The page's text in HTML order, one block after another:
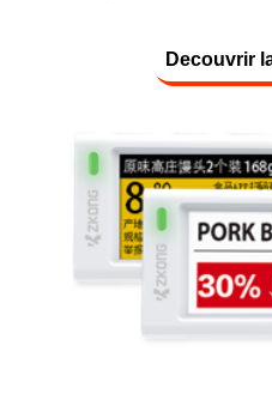
Decouvrir